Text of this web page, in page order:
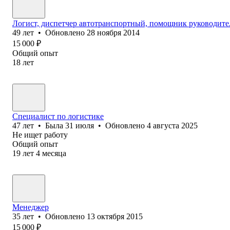
Логист, диспетчер автотранспортный, помощник
49 лет • Обновлено 28 ноября 2014
15 000 ₽
Общий опыт
18 лет
Специалист по логистике
47 лет • Была 31 июля • Обновлено 4 августа 2025
Не ищет работу
Общий опыт
19 лет 4 месяца
Менеджер
35 лет • Обновлено 13 октября 2015
15 000 ₽